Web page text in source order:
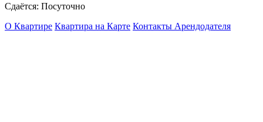
Сдаётся: Посуточно
О Квартире Квартира на Карте Контакты Арендодателя